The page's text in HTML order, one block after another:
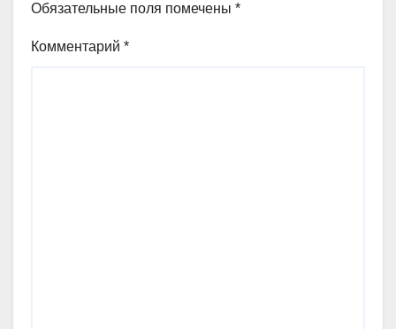
Обязательные поля помечены *
Комментарий *